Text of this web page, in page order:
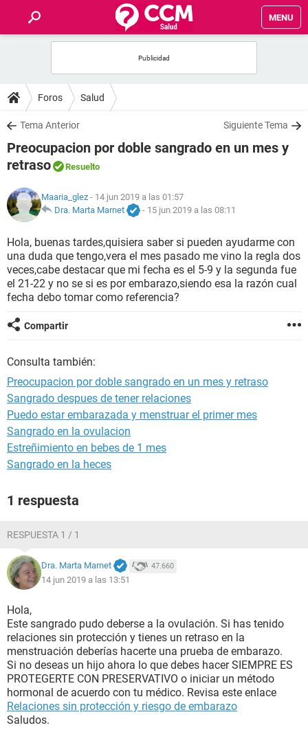
MENU
FOROS
SALUD
FAMILIA
NUTRICIÓN
SEXUALIDAD
GLOSARIO
Foros Salud
Tema Anterior Siguiente Tema
Preocupacion por doble sangrado en un mes y
retraso
Resuelto
Maaria_glez - 14 jun 2019 a las 01:57
Dra. Marta Marnet
- 15 jun 2019 a las 08:11
Hola, buenas tardes,quisiera saber si pueden ayudarme con
una duda que tengo,vera el mes pasado me vino la regla dos
veces,cabe destacar que mi fecha es el 5-9 y la segunda fue
el 21-22 y no se si es por embarazo,siendo esa la razón cual
fecha debo tomar como referencia?
Compartir
Consulta también:
Preocupacion por doble sangrado en un mes y retraso
Sangrado despues de tener relaciones
Puedo estar embarazada y menstruar el primer mes
Sangrado en la ovulacion
Estreñimiento en bebes de 1 mes
Sangrado en la heces
1 respuesta
RESPUESTA 1 / 1
Dra. Marta Marnet 47.660
14 jun 2019 a las 13:51
Hola,
Este sangrado pudo deberse a la ovulación. Si has tenido
relaciones sin protección y tienes un retraso en la
menstruación deberías hacerte una prueba de embarazo.
Si no deseas un hijo ahora lo que debes hacer SIEMPRE ES
PROTEGERTE CON PRESERVATIVO o iniciar un método
hormonal de acuerdo con tu médico. Revisa este enlace
Relaciones sin protección y riesgo de embarazo
Saludos.